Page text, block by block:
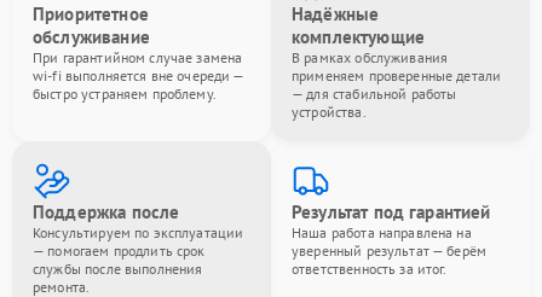
Приоритетное
обслуживание
При гарантийном случае замена
wi-fi выполняется вне очереди —
быстро устраняем проблему.
Надёжные
комплектующие
В рамках обслуживания
применяем проверенные детали
— для стабильной работы
устройства.
Поддержка после
Консультируем по эксплуатации
— помогаем продлить срок
службы после выполнения
ремонта.
Результат под гарантией
Наша работа направлена на
уверенный результат — берём
ответственность за итог.